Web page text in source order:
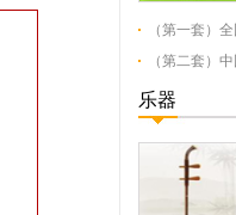
（第一套）
（第二套）
乐器